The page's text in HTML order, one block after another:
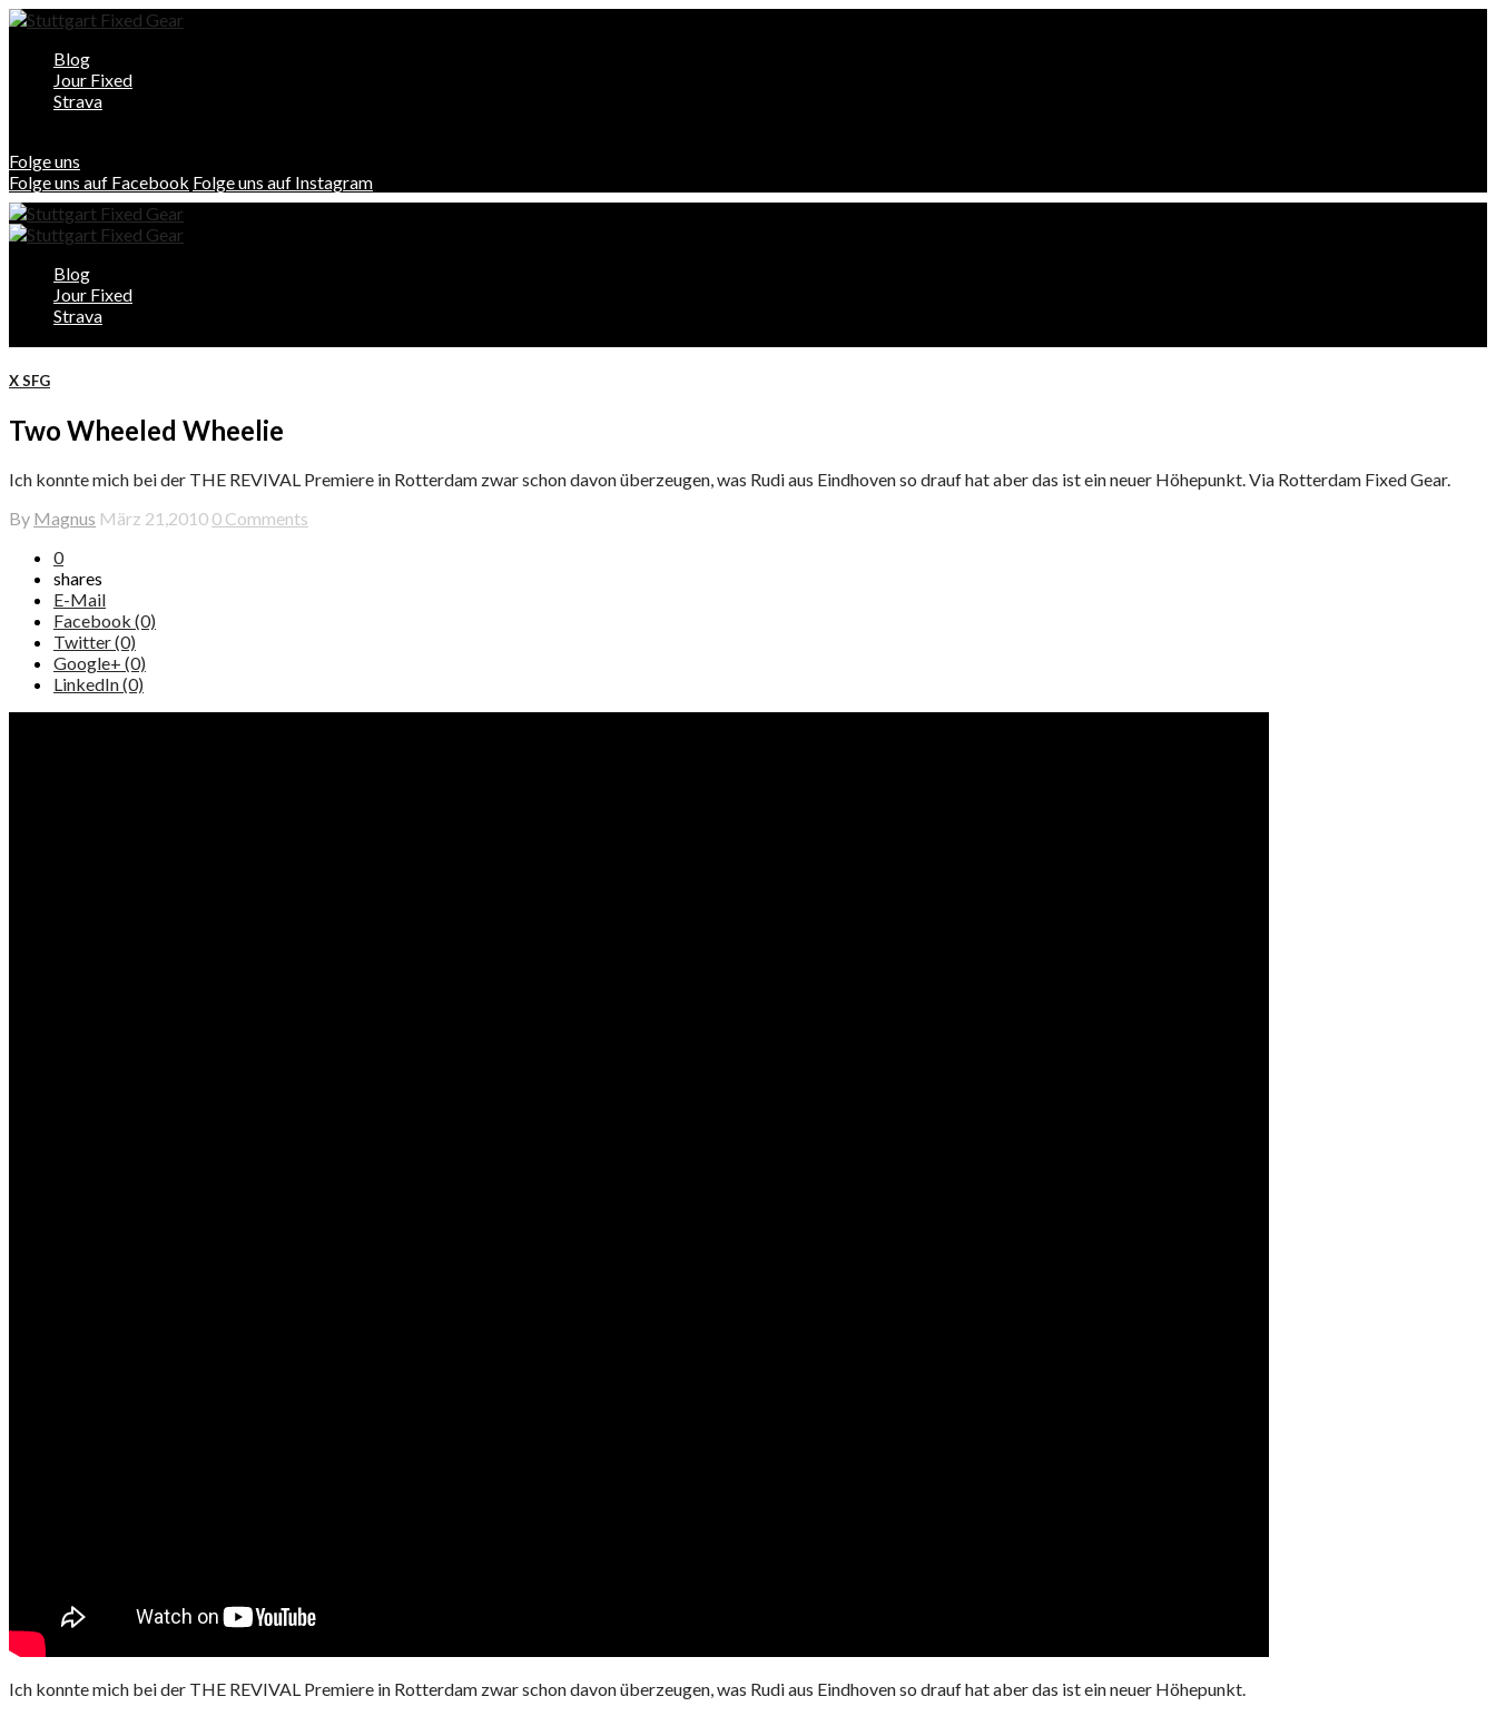
Blog
Jour Fixed
Strava
Folge uns
Folge uns auf Facebook Folge uns auf Instagram
Blog
Jour Fixed
Strava
X SFG
Two Wheeled Wheelie
Ich konnte mich bei der THE REVIVAL Premiere in Rotterdam zwar schon davon überzeugen, was Rudi aus Eindhoven so drauf hat aber das ist ein neuer Höhepunkt. Via Rotterdam Fixed Gear.
By Magnus März 21,2010 0 Comments
0
shares
E-Mail
Facebook (0)
Twitter (0)
Google+ (0)
LinkedIn (0)
Ich konnte mich bei der THE REVIVAL Premiere in Rotterdam zwar schon davon überzeugen, was Rudi aus Eindhoven so drauf hat aber das ist ein neuer Höhepunkt.